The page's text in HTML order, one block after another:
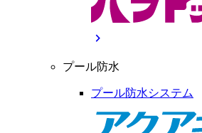
chevron_right
プール防水
プール防水システム